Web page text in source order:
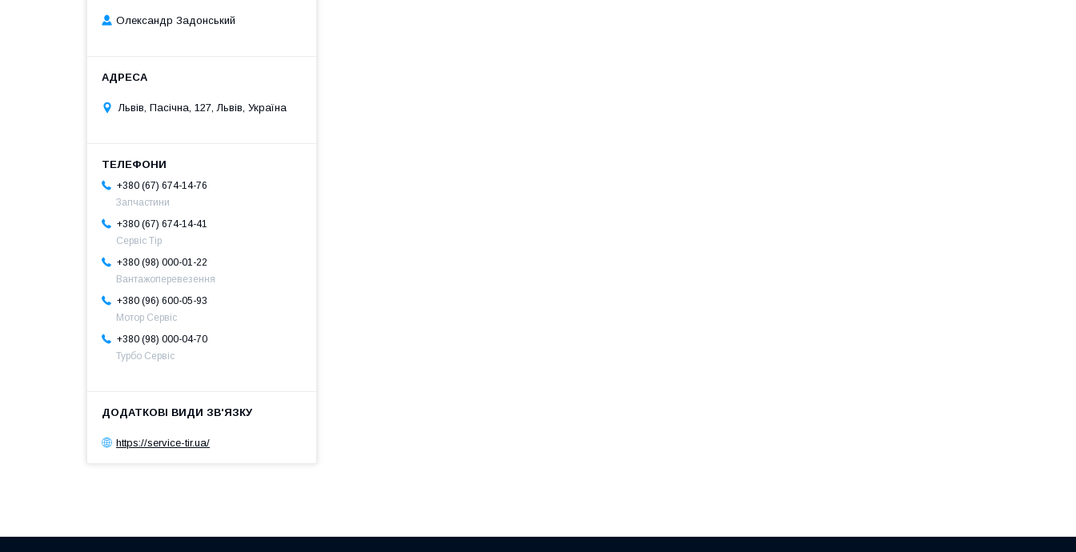
Олександр Задонський
Львів, Пасічна, 127, Львів, Україна
+380 (67) 674-14-76
Запчастини
+380 (67) 674-14-41
Сервіс Тір
+380 (98) 000-01-22
Вантажоперевезення
+380 (96) 600-05-93
Мотор Сервіс
+380 (98) 000-04-70
Турбо Сервіс
https://service-tir.ua/